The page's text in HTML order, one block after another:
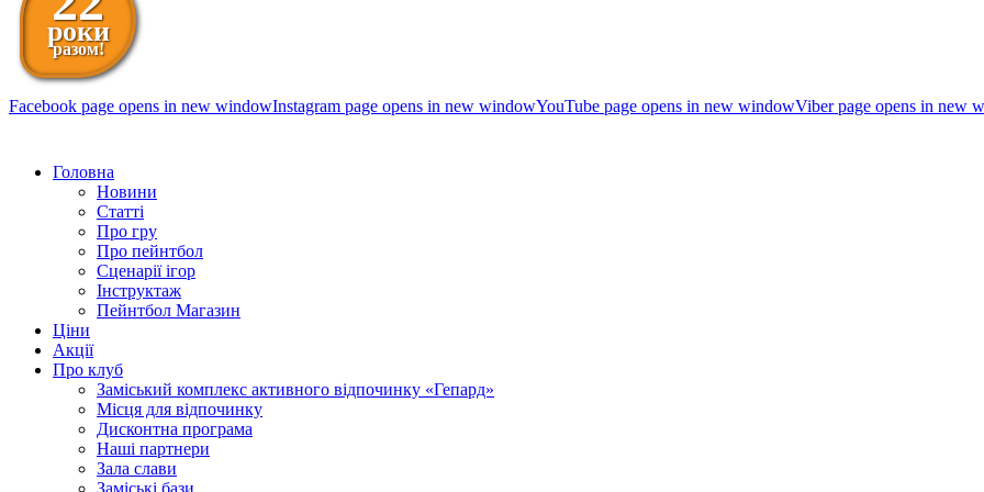
роки
разом!
Facebook page opens in new windowInstagram page opens in new windowYouTube page opens in new windowViber page opens in new
Головна
Новини
Статті
Про гру
Про пейнтбол
Сценарії ігор
Інструктаж
Пейнтбол Магазин
Ціни
Акції
Про клуб
Заміський комплекс активного відпочинку «Гепард»
Місця для відпочинку
Дисконтна програма
Наші партнери
Зала слави
Заміські бази